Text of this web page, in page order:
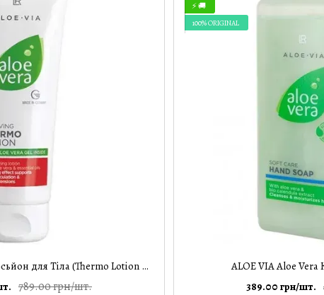
Розслаблюючий Термолосьйон для Тіла (Thermo Lotion Aloe Vera) 100 мл
789.00 грн/шт.
⚡ 🚚
100% ORIGINAL
ALOE VIA Aloe
389.00 грн/шт.